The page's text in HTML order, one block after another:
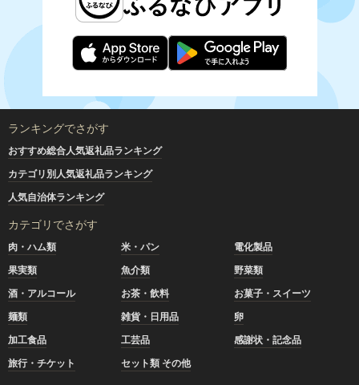
ランキングでさがす
おすすめ総合人気返礼品ランキング
カテゴリ別人気返礼品ランキング
人気自治体ランキング
カテゴリでさがす
肉・ハム類 米・パン
電化製品
果実類
魚介類
野菜類
酒・アルコール
お茶・飲料
お菓子・スイーツ
麺類
雑貨・日用品
卵
加工食品
工芸品
感謝状・記念品
旅行・チケット
セット類 その他